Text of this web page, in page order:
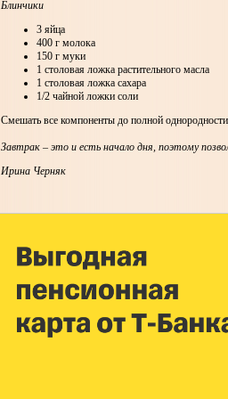
Блинчики
3 яйца
400 г молока
150 г муки
1 столовая ложка растительного масла
1 столовая ложка сахара
1/2 чайной ложки соли
Смешать все компоненты до полной
Завтрак – это и есть начало дня, поэтому
Ирина Черняк